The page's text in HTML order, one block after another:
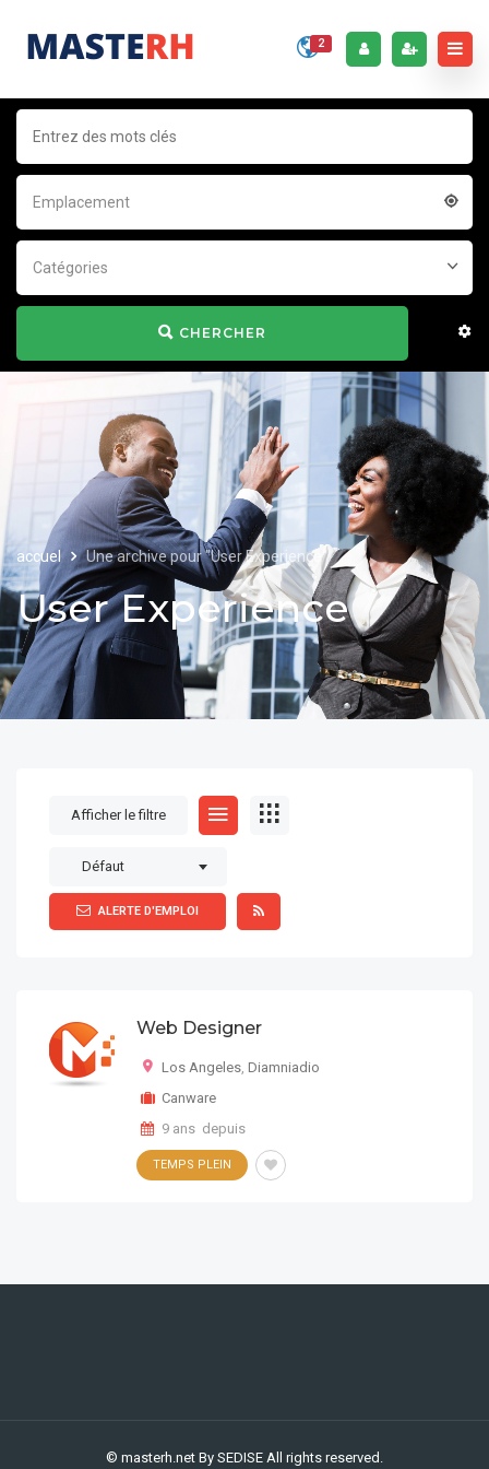
2
Emplacement
Catégories
CHERCHER
accuel Une archive pour "User Experience"
User Experience
Afficher le filtre
Défaut
ALERTE D'EMPLOI
Web Designer
Los Angeles, Diamniadio
Canware
9 ans depuis
TEMPS PLEIN
© masterh.net By SEDISE All rights reserved.